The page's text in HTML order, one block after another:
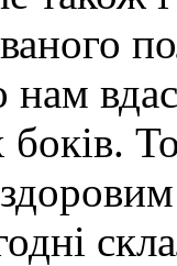
боків.